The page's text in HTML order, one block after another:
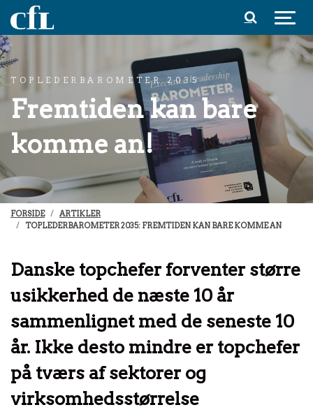
Spring til indhold
TOPLEDERBAROMETER 2035
Fremtiden kan bare
komme an!
FORSIDE
ARTIKLER
TOPLEDERBAROMETER 2035: FREMTIDEN KAN BARE KOMME AN
Danske topchefer forventer større
usikkerhed de næste 10 år
sammenlignet med de seneste 10
år. Ikke desto mindre er topchefer
på tværs af sektorer og
virksomhedsstørrelse